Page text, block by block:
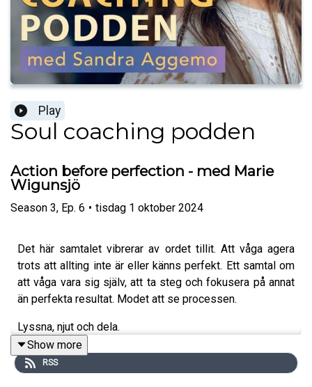
Play
Soul coaching podden
Action before perfection - med Marie
Wigunsjö
Season 3, Ep. 6 • tisdag 1 oktober 2024
Det här samtalet vibrerar av ordet tillit. Att våga agera
trots att allting inte är eller känns perfekt. Ett samtal om
att våga vara sig själv, att ta steg och fokusera på annat
än perfekta resultat. Modet att se processen.
Lyssna, njut och dela.
Show more
RSS